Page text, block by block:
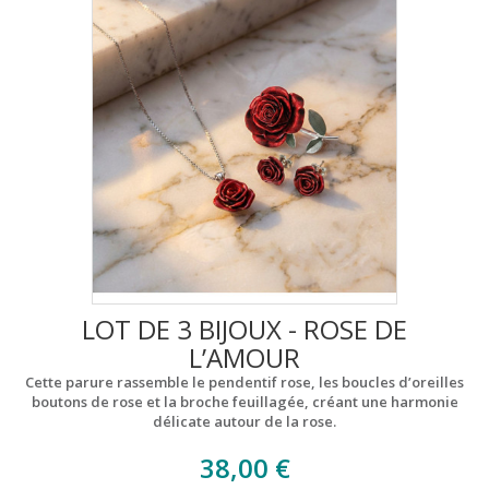
LOT DE 3 BIJOUX - ROSE DE
L’AMOUR
Cette parure rassemble le pendentif rose, les boucles d’oreilles
boutons de rose et la broche feuillagée, créant une harmonie
délicate autour de la rose.​
38,00 €